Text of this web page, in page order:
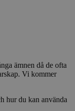
ämnen då de ofta
Vi kommer
hur du kan använda